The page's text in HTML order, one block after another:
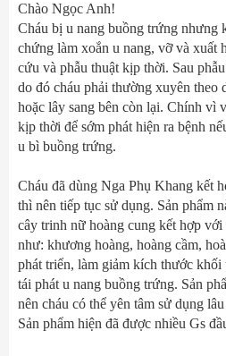
Chào Ngọc Anh!
Cháu bị u nang buồng trứng nhưng
chứng làm xoắn u nang, vỡ và xuất
cứu và phẫu thuật kịp thời. Sau
do đó cháu phải thường xuyên
hoặc lây sang bên còn lại. Chính vì
kịp thời để sớm phát hiện ra bệnh
u bì buồng trứng.
Cháu đã dùng Nga Phụ Khang kết
thì nên tiếp tục sử dụng. Sản phẩm
cây trinh nữ hoàng cung kết hợp
như: khương hoàng, hoàng cầm,
phát triển, làm giảm kích thước khối
tái phát u nang buồng trứng. Sản
nên cháu có thể yên tâm sử dụng
Sản phẩm hiện đã được nhiều Gs